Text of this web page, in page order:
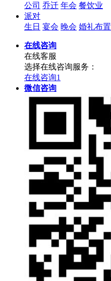
公司 乔迁 年会 餐饮业
派对
生日 宴会 晚会 婚礼布置
在线咨询
在线客服
选择在线咨询服务：
在线咨询1
微信咨询